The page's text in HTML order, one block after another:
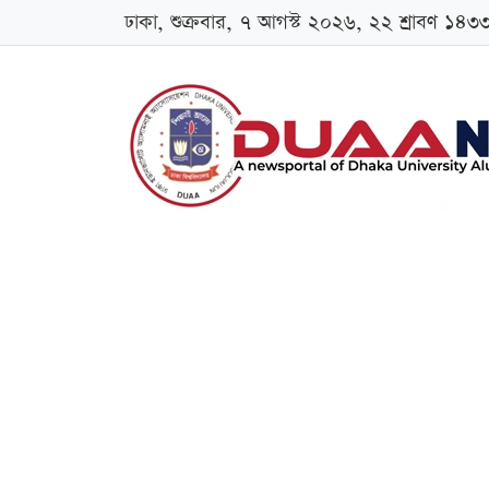
ঢাকা, শুক্রবার, ৭ আগস্ট ২০২৬, ২২ শ্রাবণ